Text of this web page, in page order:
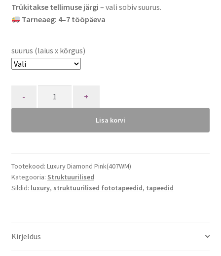
Trükitakse tellimuse järgi – vali sobiv suurus.
Tarneaeg: 4–7 tööpäeva
suurus (laius x kõrgus)
Lisa korvi
Tootekood: Luxury Diamond Pink(407WM)
Kategooria: Struktuurilised
Sildid: luxury, struktuurilised fototapeedid, tapeedid
Kirjeldus